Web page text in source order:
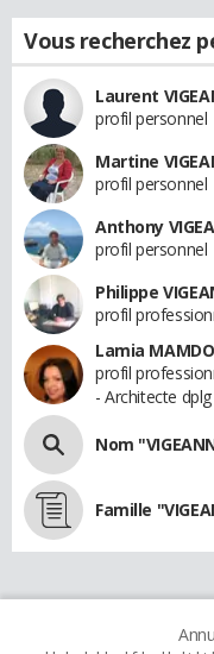
Vous recherchez
Laurent
profil personnel
Martine
profil personnel
Anthony
profil personnel
Philippe
profil
Lamia
profil
- Architecte dplg
Nom
Famille